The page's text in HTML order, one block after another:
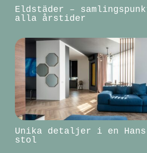
Eldstäder –
alla årstider
Unika detaljer i en Hans
stol